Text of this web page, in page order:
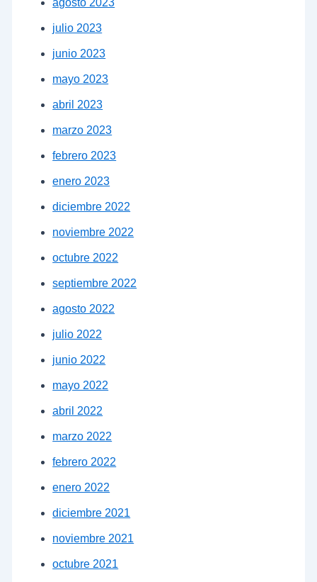
agosto 2023
julio 2023
junio 2023
mayo 2023
abril 2023
marzo 2023
febrero 2023
enero 2023
diciembre 2022
noviembre 2022
octubre 2022
septiembre 2022
agosto 2022
julio 2022
junio 2022
mayo 2022
abril 2022
marzo 2022
febrero 2022
enero 2022
diciembre 2021
noviembre 2021
octubre 2021